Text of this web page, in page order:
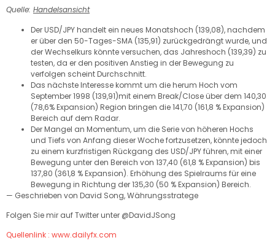
Quelle: Handelsansicht
Der USD/JPY handelt ein neues Monatshoch (139,08), nachdem
er über den 50-Tages-SMA (135,91) zurückgedrängt wurde, und
der Wechselkurs könnte versuchen, das Jahreshoch (139,39) zu
testen, da er den positiven Anstieg in der Bewegung zu
verfolgen scheint Durchschnitt.
Das nächste Interesse kommt um die herum Hoch vom
September 1998 (139,91)mit einem Break/Close über dem 140,30
(78,6% Expansion) Region bringen die141,70 (161,8 % Expansion)
Bereich auf dem Radar.
Der Mangel an Momentum, um die Serie von höheren Hochs
und Tiefs von Anfang dieser Woche fortzusetzen, könnte jedoch
zu einem kurzfristigen Rückgang des USD/JPY führen, mit einer
Bewegung unter den Bereich von 137,40 (61,8 % Expansion) bis
137,80 (361,8 % Expansion). Erhöhung des Spielraums für eine
Bewegung in Richtung der135,30 (50 % Expansion) Bereich.
— Geschrieben von David Song, Währungsstratege
Folgen Sie mir auf Twitter unter @DavidJSong
Quellenlink : www.dailyfx.com